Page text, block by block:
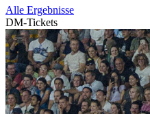
Alle Ergebnisse
DM-Tickets